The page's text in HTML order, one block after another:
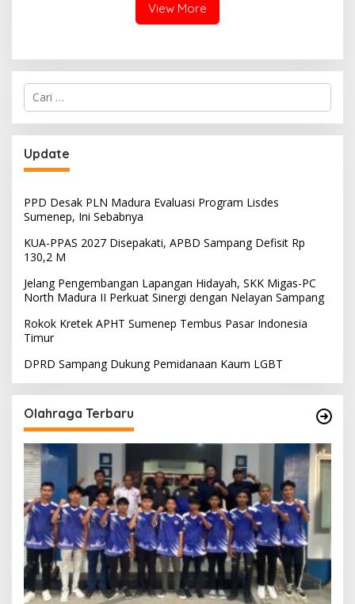
View More
Cari
untuk:
Update
PPD Desak PLN Madura Evaluasi Program Lisdes
Sumenep, Ini Sebabnya
KUA-PPAS 2027 Disepakati, APBD Sampang Defisit Rp
130,2 M
Jelang Pengembangan Lapangan Hidayah, SKK Migas-PC
North Madura II Perkuat Sinergi dengan Nelayan Sampang
Rokok Kretek APHT Sumenep Tembus Pasar Indonesia
Timur
DPRD Sampang Dukung Pemidanaan Kaum LGBT
Olahraga Terbaru